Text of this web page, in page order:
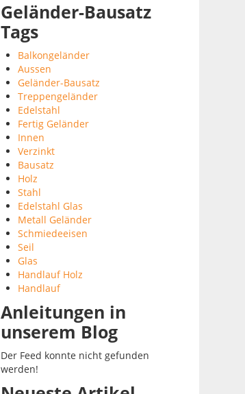
Geländer-Bausatz
Tags
Balkongeländer
Aussen
Geländer-Bausatz
Treppengeländer
Edelstahl
Fertig Geländer
Innen
Verzinkt
Bausatz
Holz
Stahl
Edelstahl Glas
Metall Geländer
Schmiedeeisen
Seil
Glas
Handlauf Holz
Handlauf
Anleitungen in
unserem Blog
Der Feed konnte nicht gefunden
werden!